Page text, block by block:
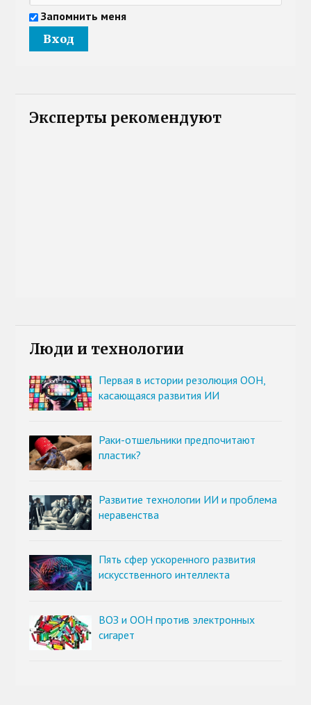
Запомнить меня
Эксперты рекомендуют
Люди и технологии
Первая в истории резолюция ООН,
касающаяся развития ИИ
Раки-отшельники предпочитают
пластик?
Развитие технологии ИИ и проблема
неравенства
Пять сфер ускоренного развития
искусственного интеллекта
ВОЗ и ООН против электронных
сигарет